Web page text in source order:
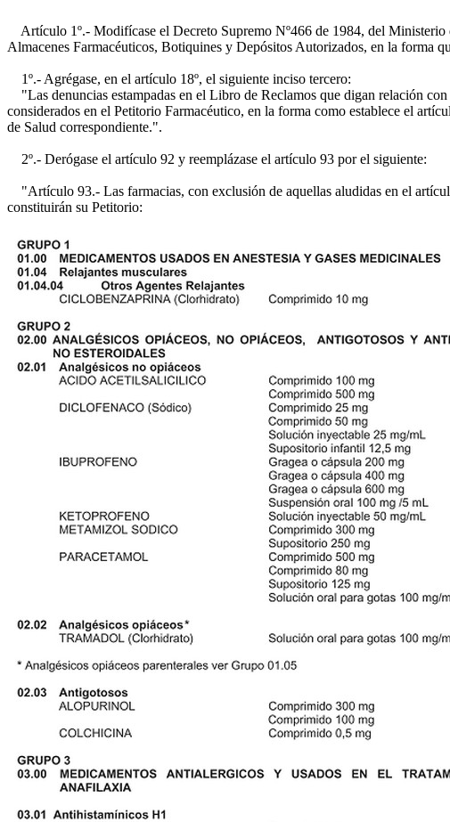
Artículo 1º.- Modifícase el Decreto Supremo Nº466 de 1984, del Ministerio
Almacenes Farmacéuticos, Botiquines y Depósitos Autorizados, en la forma
1º.- Agrégase, en el artículo 18º, el siguiente inciso tercero:
"Las denuncias estampadas en el Libro de Reclamos que digan relación
considerados en el Petitorio Farmacéutico, en la forma como establece el
de Salud correspondiente.".
2º.- Derógase el artículo 92 y reemplázase el artículo 93 por el siguiente:
"Artículo 93.- Las farmacias, con exclusión de aquellas aludidas en el
constituirán su Petitorio: